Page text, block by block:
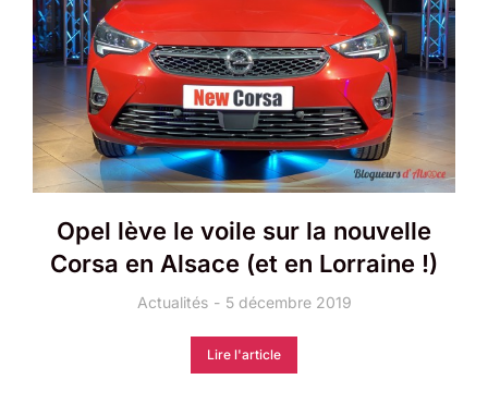
Opel lève le voile sur la nouvelle
Corsa en Alsace (et en Lorraine !)
Actualités 5 décembre 2019
Lire l'article